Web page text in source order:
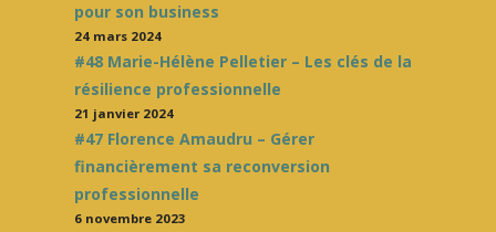
pour son business
24 mars 2024
#48 Marie-Hélène Pelletier – Les clés de la
résilience professionnelle
21 janvier 2024
#47 Florence Amaudru – Gérer
financièrement sa reconversion
professionnelle
6 novembre 2023